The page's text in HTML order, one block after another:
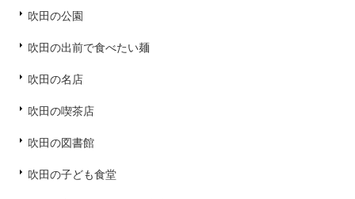
吹田の公園
吹田の出前で食べたい麺
吹田の名店
吹田の喫茶店
吹田の図書館
吹田の子ども食堂